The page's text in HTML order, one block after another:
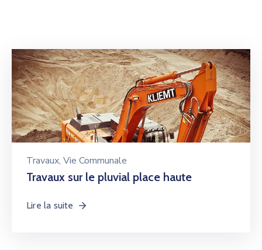
Travaux‚ Vie Communale
Travaux sur le pluvial place haute
Lire la suite